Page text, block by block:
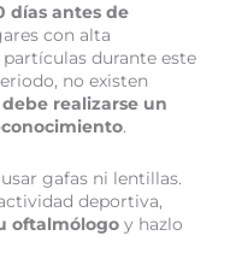
días antes de
con alta
durante este
no existen
realizarse un
.
gafas ni lentillas.
deportiva,
oftalmólogo y hazlo